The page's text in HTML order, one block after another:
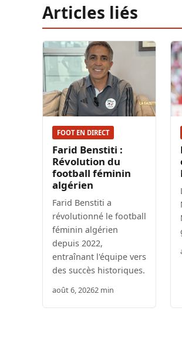
Articles liés
FOOT EN DIRECT
Farid Benstiti :
Révolution du
football féminin
algérien
Farid Benstiti a
révolutionné le football
féminin algérien
depuis 2022,
entraînant l'équipe vers
des succès historiques.
août 6, 20262 min